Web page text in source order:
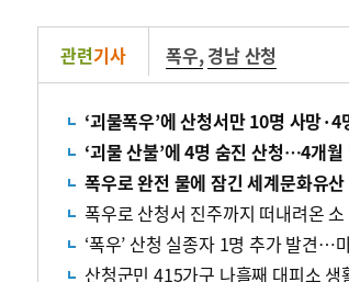
관련기사 폭우,경남 산청
‘괴물폭우’에 산청서만 10명 사망·4
‘괴물 산불’에 4명 숨진 산청…4개월
폭우로 완전 물에 잠긴 세계문화유
폭우로 산청서 진주까지 떠내려온
‘폭우’ 산청 실종자 1명 추가 발견…
산청군민 415가구 나흘째 대피소